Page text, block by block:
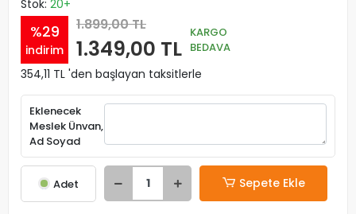
Stok: 20+
%29
indirim
1.899,00 TL
1.349,00 TL
KARGO
BEDAVA
354,11 TL 'den başlayan taksitlerle
Eklenecek
Meslek Ünvan,
Ad Soyad
Adet Sepete Ekle